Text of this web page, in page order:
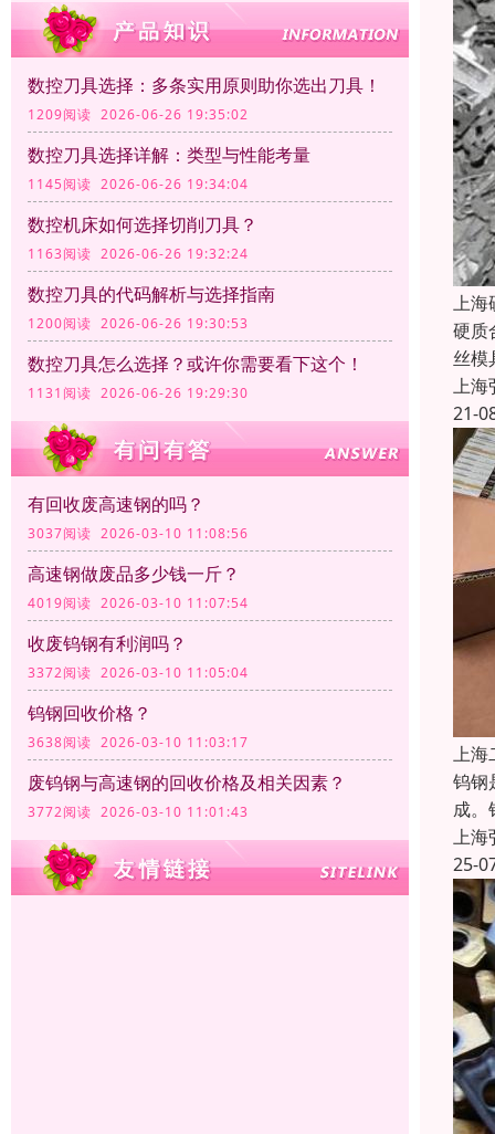
数控刀具选择：多条实用原则助你选出刀具！
1209阅读 2026-06-26 19:35:02
数控刀具选择详解：类型与性能考量
1145阅读 2026-06-26 19:34:04
数控机床如何选择切削刀具？
1163阅读 2026-06-26 19:32:24
数控刀具的代码解析与选择指南
1200阅读 2026-06-26 19:30:53
数控刀具怎么选择？或许你需要看下这个！
1131阅读 2026-06-26 19:29:30
有回收废高速钢的吗？
3037阅读 2026-03-10 11:08:56
高速钢做废品多少钱一斤？
4019阅读 2026-03-10 11:07:54
收废钨钢有利润吗？
3372阅读 2026-03-10 11:05:04
钨钢回收价格？
3638阅读 2026-03-10 11:03:17
废钨钢与高速钢的回收价格及相关因素？
3772阅读 2026-03-10 11:01:43
上海
硬质
丝模
上海
21-
上海
钨钢
成。
上海
25-